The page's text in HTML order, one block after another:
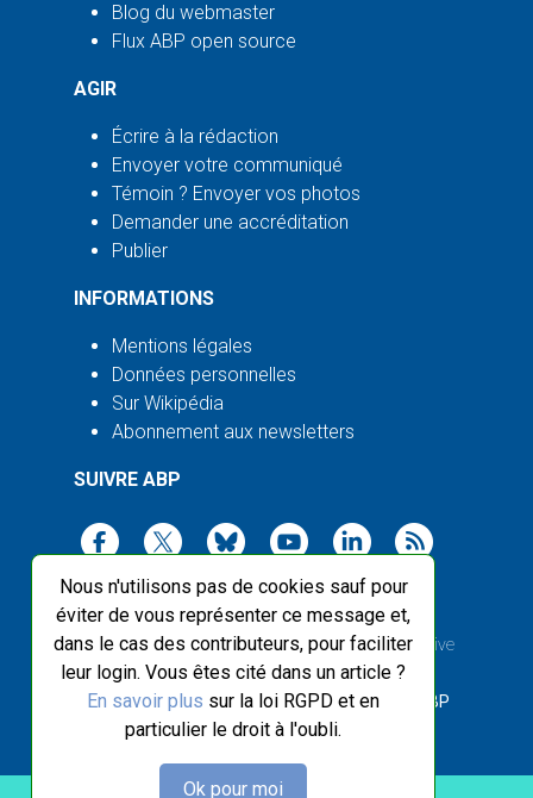
Nous n'utilisons pas de cookies sauf pour
éviter de vous représenter ce message et,
dans le cas des contributeurs, pour faciliter
leur login. Vous êtes cité dans un article ?
En savoir plus sur la loi RGPD et en
particulier le droit à l'oubli.
Ok pour moi
Blog du webmaster
Flux ABP open source
AGIR
Écrire à la rédaction
Envoyer votre communiqué
Témoin ? Envoyer vos photos
Demander une accréditation
Publier
INFORMATIONS
Mentions légales
Données personnelles
Sur Wikipédia
Abonnement aux newsletters
SUIVRE ABP
2003-2026 ©Agence Bretagne Presse, sauf Creative
Commons
Front-end design :Breizhek Studio , Back-end : ABP